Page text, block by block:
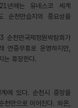
년에는 유네스코 세계
순천만습지의 중요성을
천만국제정원박람회가
연중무휴로 운영하지만,
는 휴장한다.
에 있다. 순천시 중앙을
천만으로 이어진다. 와온,